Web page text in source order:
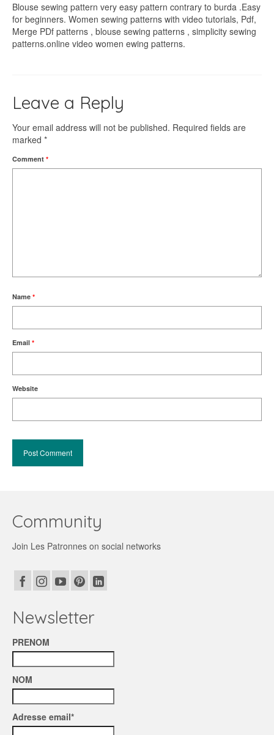
Blouse sewing pattern very easy pattern contrary to burda .Easy
for beginners. Women sewing patterns with video tutorials, Pdf,
Merge PDf patterns , blouse sewing patterns , simplicity sewing
patterns.online video women ewing patterns.
Leave a Reply
Your email address will not be published. Required fields are
marked *
Comment *
Name *
Email *
Website
Community
Join Les Patronnes on social networks
Newsletter
PRENOM
NOM
Adresse email*